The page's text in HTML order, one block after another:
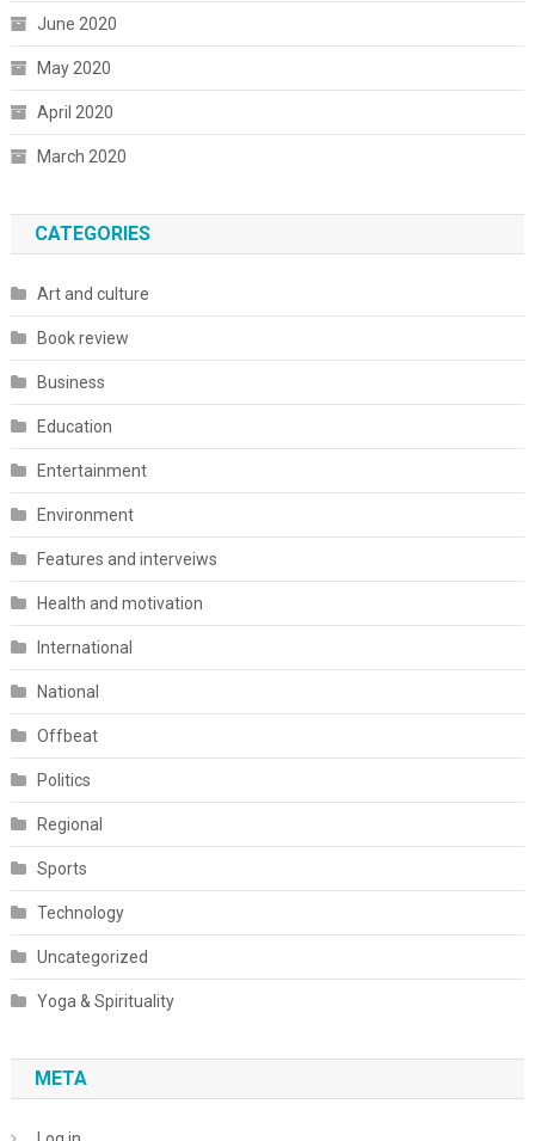
June 2020
May 2020
April 2020
March 2020
CATEGORIES
Art and culture
Book review
Business
Education
Entertainment
Environment
Features and interveiws
Health and motivation
International
National
Offbeat
Politics
Regional
Sports
Technology
Uncategorized
Yoga & Spirituality
META